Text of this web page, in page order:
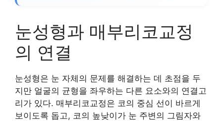
눈성형과 매부리코교정
의 연결
눈성형은 눈 자체의 문제를 해결하는 데 초점을 두
지만 얼굴의 균형을 좌우하는 다른 요소와의 연결고
리가 있다. 매부리코교정은 코의 중심 선이 바르게
보이도록 돕고, 코의 높낮이가 눈 주변의 그림자와